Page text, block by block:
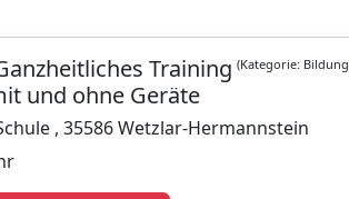
(Kategorie:
Training
und ohne Geräte
, 35586 Wetzlar-Hermannstein